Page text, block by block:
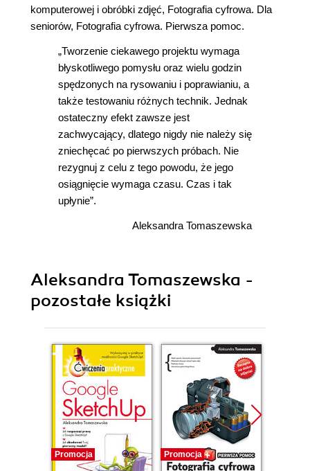
komputerowej i obróbki zdjęć, Fotografia cyfrowa. Dla
seniorów, Fotografia cyfrowa. Pierwsza pomoc.
„Tworzenie ciekawego projektu wymaga
błyskotliwego pomysłu oraz wielu godzin
spędzonych na rysowaniu i poprawianiu, a
także testowaniu różnych technik. Jednak
ostateczny efekt zawsze jest
zachwycający, dlatego nigdy nie należy się
zniechęcać po pierwszych próbach. Nie
rezygnuj z celu z tego powodu, że jego
osiągnięcie wymaga czasu. Czas i tak
upłynie”.
Aleksandra Tomaszewska
Aleksandra Tomaszewska -
pozostałe książki
Promocja Promocja